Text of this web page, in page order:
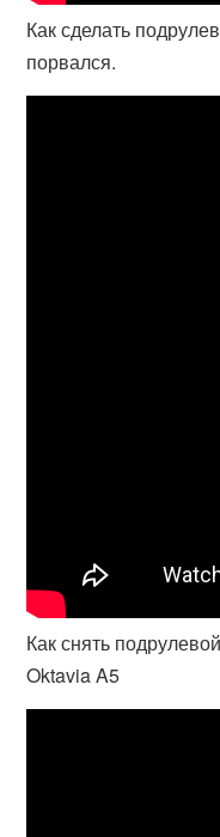
Как сделать
порвался.
Как снять
Oktavia A5